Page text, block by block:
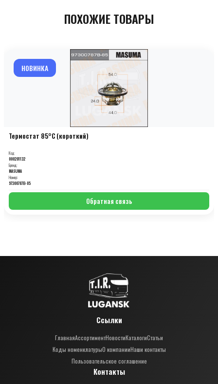
ПОХОЖИЕ ТОВАРЫ
НОВИНКА
Термостат 85°С (короткий)
Код:
000201132
Бренд:
MASUMA
Номер:
97300787B-85
Обратная связь
Ссылки
ГлавнаяАссортиментНовостиКаталогиСтатьи
Коды номенклатурыО компанииНаши контакты
Пользовательское соглашение
Контакты